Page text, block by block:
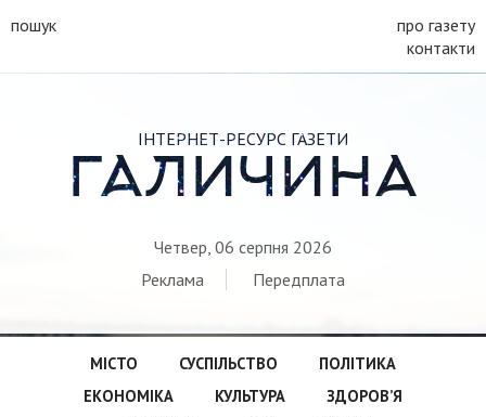
пошук
про газету
контакти
ІНТЕРНЕТ-РЕСУРС ГАЗЕТИ
ГАЛИЧИНА
Четвер, 06 серпня 2026
Реклама
Передплата
МІСТО СУСПІЛЬСТВО
ПОЛІТИКА
ЕКОНОМІКА
КУЛЬТУРА
ЗДОРОВ’Я